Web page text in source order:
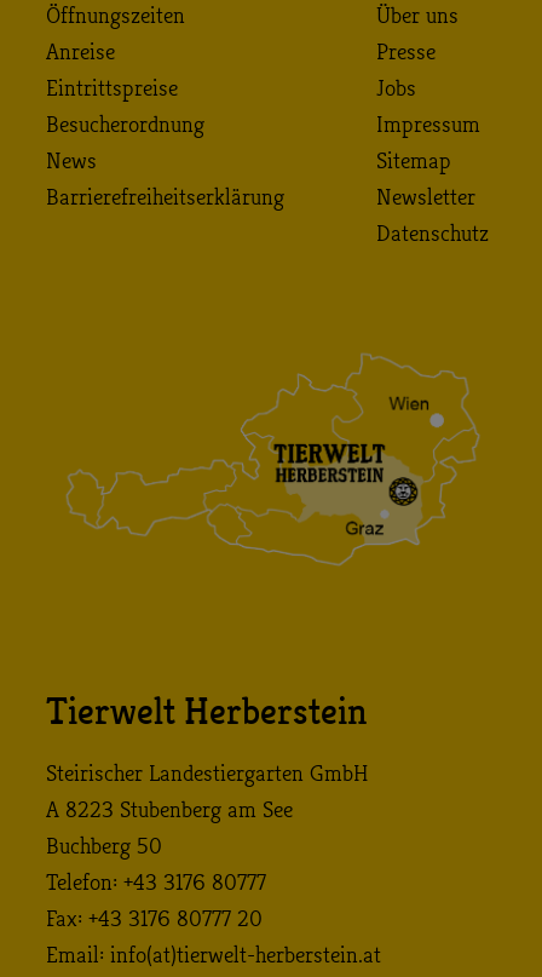
Öffnungszeiten
Anreise
Eintrittspreise
Besucherordnung
News
Barrierefreiheitserklärung
Über uns
Presse
Jobs
Impressum
Sitemap
Newsletter
Datenschutz
Tierwelt Herberstein
Steirischer Landestiergarten GmbH
A 8223 Stubenberg am See
Buchberg 50
Telefon: +43 3176 80777
Fax: +43 3176 80777 20
Email: info (at) tierwelt-herberstein. at